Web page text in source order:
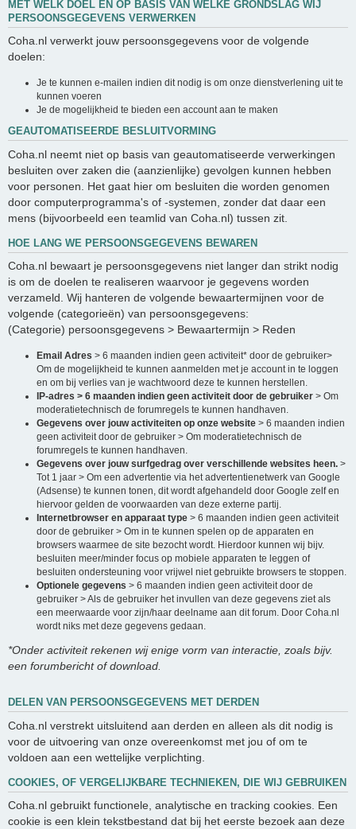
MET WELK DOEL EN OP BASIS VAN WELKE GRONDSLAG WIJ
PERSOONSGEGEVENS VERWERKEN
Coha.nl verwerkt jouw persoonsgegevens voor de volgende
doelen:
Je te kunnen e-mailen indien dit nodig is om onze dienstverlening uit te
kunnen voeren
Je de mogelijkheid te bieden een account aan te maken
GEAUTOMATISEERDE BESLUITVORMING
Coha.nl neemt niet op basis van geautomatiseerde verwerkingen
besluiten over zaken die (aanzienlijke) gevolgen kunnen hebben
voor personen. Het gaat hier om besluiten die worden genomen
door computerprogramma's of -systemen, zonder dat daar een
mens (bijvoorbeeld een teamlid van Coha.nl) tussen zit.
HOE LANG WE PERSOONSGEGEVENS BEWAREN
Coha.nl bewaart je persoonsgegevens niet langer dan strikt nodig
is om de doelen te realiseren waarvoor je gegevens worden
verzameld. Wij hanteren de volgende bewaartermijnen voor de
volgende (categorieën) van persoonsgegevens:
(Categorie) persoonsgegevens > Bewaartermijn > Reden
Email Adres > 6 maanden indien geen activiteit* door de gebruiker>
Om de mogelijkheid te kunnen aanmelden met je account in te loggen
en om bij verlies van je wachtwoord deze te kunnen herstellen.
IP-adres > 6 maanden indien geen activiteit door de gebruiker > Om
moderatietechnisch de forumregels te kunnen handhaven.
Gegevens over jouw activiteiten op onze website > 6 maanden indien
geen activiteit door de gebruiker > Om moderatietechnisch de
forumregels te kunnen handhaven.
Gegevens over jouw surfgedrag over verschillende websites heen. >
Tot 1 jaar > Om een advertentie via het advertentienetwerk van Google
(Adsense) te kunnen tonen, dit wordt afgehandeld door Google zelf en
hiervoor gelden de voorwaarden van deze externe partij.
Internetbrowser en apparaat type > 6 maanden indien geen activiteit
door de gebruiker > Om in te kunnen spelen op de apparaten en
browsers waarmee de site bezocht wordt. Hierdoor kunnen wij bijv.
besluiten meer/minder focus op mobiele apparaten te leggen of
besluiten ondersteuning voor vrijwel niet gebruikte browsers te stoppen.
Optionele gegevens > 6 maanden indien geen activiteit door de
gebruiker > Als de gebruiker het invullen van deze gegevens ziet als
een meerwaarde voor zijn/haar deelname aan dit forum. Door Coha.nl
wordt niks met deze gegevens gedaan.
*Onder activiteit rekenen wij enige vorm van interactie, zoals bijv.
een forumbericht of download.
DELEN VAN PERSOONSGEGEVENS MET DERDEN
Coha.nl verstrekt uitsluitend aan derden en alleen als dit nodig is
voor de uitvoering van onze overeenkomst met jou of om te
voldoen aan een wettelijke verplichting.
COOKIES, OF VERGELIJKBARE TECHNIEKEN, DIE WIJ GEBRUIKEN
Coha.nl gebruikt functionele, analytische en tracking cookies. Een
cookie is een klein tekstbestand dat bij het eerste bezoek aan deze